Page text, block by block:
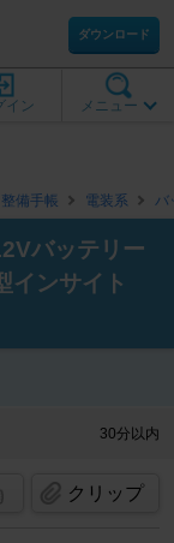
ダウンロード
メニュー
イン
整備手帳 電装系 バ
バッテリー
インサイト
30分以内
クリップ